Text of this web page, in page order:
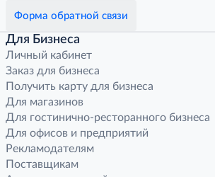
Форма обратной связи
Для Бизнеса
Личный кабинет
Заказ для бизнеса
Получить карту для бизнеса
Для магазинов
Для гостинично-ресторанного бизнеса
Для офисов и предприятий
Рекламодателям
Поставщикам